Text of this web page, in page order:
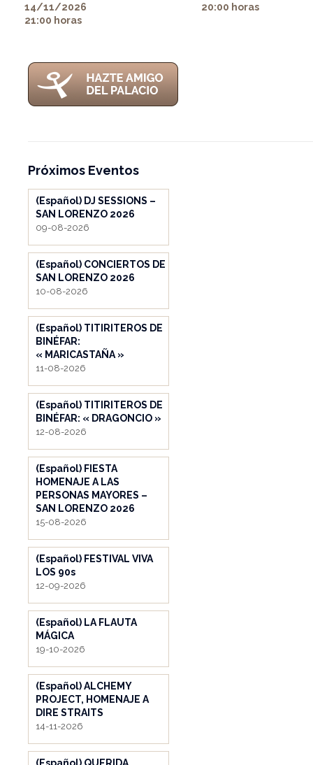
14/11/2026
21:00 horas
20:00 horas
Próximos Eventos
(Español) DJ SESSIONS –
SAN LORENZO 2026
09-08-2026
(Español) CONCIERTOS DE
SAN LORENZO 2026
10-08-2026
(Español) TITIRITEROS DE
BINÉFAR:
« MARICASTAÑA »
11-08-2026
(Español) TITIRITEROS DE
BINÉFAR: « DRAGONCIO »
12-08-2026
(Español) FIESTA
HOMENAJE A LAS
PERSONAS MAYORES –
SAN LORENZO 2026
15-08-2026
(Español) FESTIVAL VIVA
LOS 90s
12-09-2026
(Español) LA FLAUTA
MÁGICA
19-10-2026
(Español) ALCHEMY
PROJECT, HOMENAJE A
DIRE STRAITS
14-11-2026
(Español) QUERIDA